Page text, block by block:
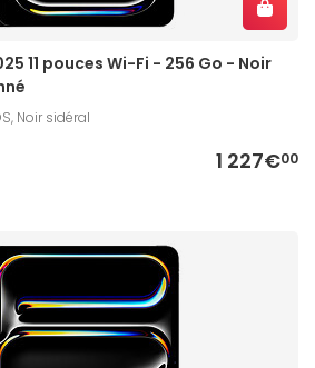
11 pouces Wi-Fi - 256 Go - Noir
Noir sidéral
1 227€00